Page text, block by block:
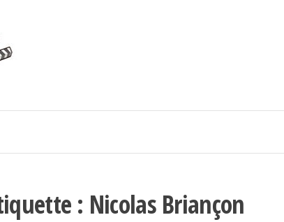
: Nicolas Briançon